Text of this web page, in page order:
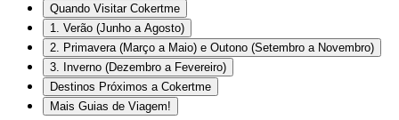
Quando Visitar Cokertme
1. Verão (Junho a Agosto)
2. Primavera (Março a Maio) e Outono (Setembro a Novembro)
3. Inverno (Dezembro a Fevereiro)
Destinos Próximos a Cokertme
Mais Guias de Viagem!